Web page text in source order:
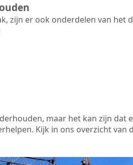
zijn er ook onderdelen van het
maar het kan zijn dat
Kijk in ons overzicht van